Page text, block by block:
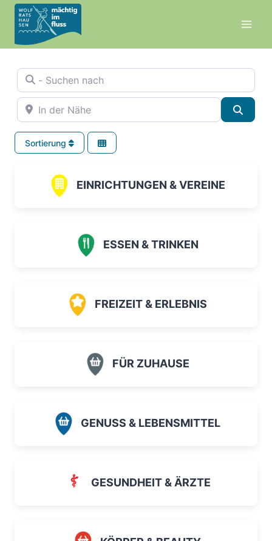
Zum
Inhalt
springen
- Suchen nach
In der Nähe
Sortierung
EINRICHTUNGEN & VEREINE
ESSEN & TRINKEN
FREIZEIT & ERLEBNIS
FÜR ZUHAUSE
GENUSS & LEBENSMITTEL
GESUNDHEIT & ÄRZTE